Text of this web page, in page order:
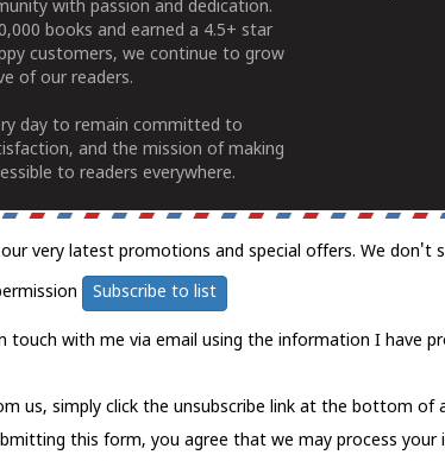
with passion and dedication.
books and earned a 4.5+ star
customers, we continue to grow
of our readers.
day to remain committed to
and the mission of making
to readers everywhere.
very latest promotions and special offers. We don't
Subscribe to list
with me via email using the information I have
us, simply click the unsubscribe link at the bottom of
this form, you agree that we may process